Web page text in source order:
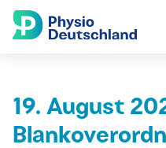
19. August